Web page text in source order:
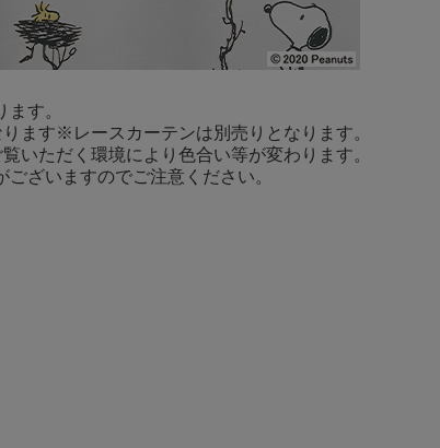
す。
ます※レースカーテンは別売りとなります。
いただく環境により色合い等が変わります。
ざいますのでご注意ください。